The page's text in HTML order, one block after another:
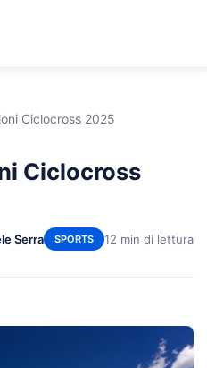
Ciclocross 2025
Ciclocross
Serra SPORTS 12 min di lettura